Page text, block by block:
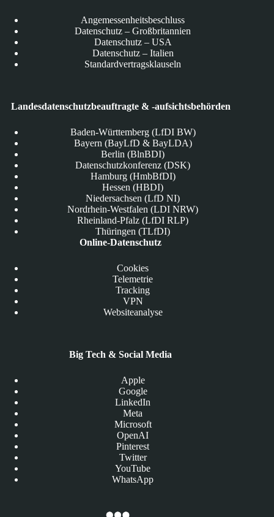
Angemessenheitsbeschluss
Datenschutz – Großbritannien
Datenschutz – USA
Datenschutz – Italien
Standardvertragsklauseln
Landesdatenschutzbeauftragte & -aufsichtsbehörden
Baden-Württemberg (LfDI BW)
Bayern (BayLfD & BayLDA)
Berlin (BlnBDI)
Datenschutzkonferenz (DSK)
Hamburg (HmbBfDI)
Hessen (HBDI)
Niedersachsen (LfD NI)
Nordrhein-Westfalen (LDI NRW)
Rheinland-Pfalz (LfDI RLP)
Thüringen (TLfDI)
Online-Datenschutz
Cookies
Telemetrie
Tracking
VPN
Websiteanalyse
Big Tech & Social Media
Apple
Google
LinkedIn
Meta
Microsoft
OpenAI
Pinterest
Twitter
YouTube
WhatsApp